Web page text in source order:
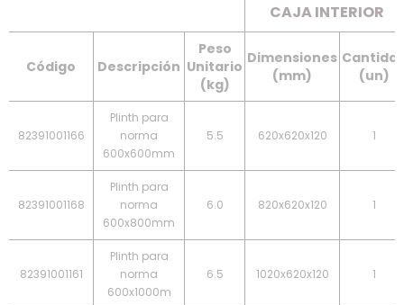
CAJA INTERIOR
Código Descripción
Peso
Unitario
(kg)
Dimensiones
(mm)
(un)
82391001166
Plinth para
norma
600x600mm
5.5 620x620x120 1
82391001168
Plinth para
norma
600x800mm
6.0 820x620x120 1
82391001161
Plinth para
norma
600x1000m
6.5 1020x620x120 1